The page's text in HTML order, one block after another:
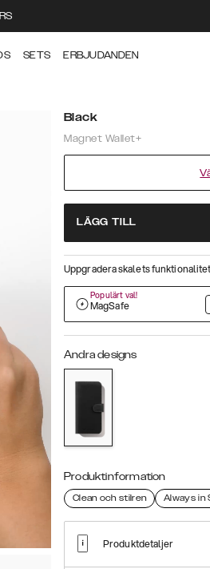
SETS ERBJUDANDEN
Black
Magnet Wallet+
LÄGG TILL
Uppgradera skalets
Populärt val!
MagSafe
Andra designs
Produktinformation
Clean och stilren Always in
Produktdetaljer